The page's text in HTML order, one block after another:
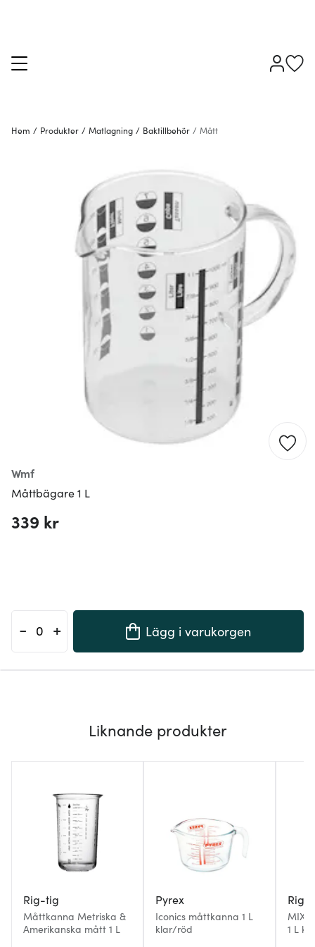
Hem / Produkter / Matlagning / Baktillbehör / Mått
Wmf
Måttbägare 1 L
339 kr
- + Lägg i varukorgen
Liknande produkter
Rig-tig
Måttkanna Metriska &
Amerikanska mått 1 L
Pyrex
Iconics måttkanna 1 L
klar/röd
Rig-
MIX-
1 L